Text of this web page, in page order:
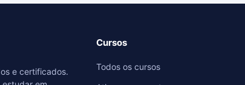
e certificados.
Cursos
Todos os cursos